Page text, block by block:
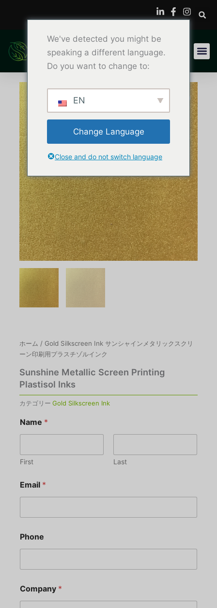
プ
ホーム / Gold Silkscreen Ink サンシャインメタリックスクリ
ーン印刷用プラスチゾルインク
Sunshine Metallic Screen Printing
Plastisol Inks
カテゴリー Gold Silkscreen Ink
Name *
First Last
Email *
Phone
Company *
We've detected you might be
speaking a different language.
Do you want to change to:
EN
Change Language
Close and do not switch language